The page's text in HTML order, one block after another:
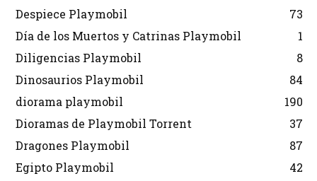
Despiece Playmobil
73
Día de los Muertos y Catrinas Playmobil
1
Diligencias Playmobil
8
Dinosaurios Playmobil
84
diorama playmobil
190
Dioramas de Playmobil Torrent
37
Dragones Playmobil
87
Egipto Playmobil
42